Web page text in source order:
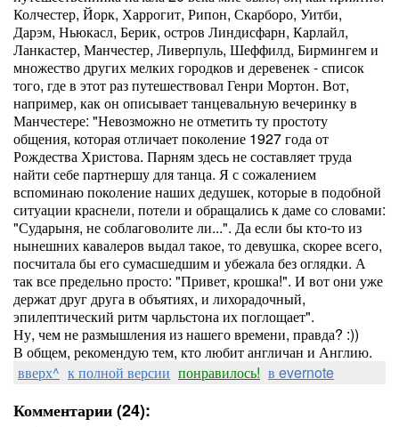
Колчестер, Йорк, Харрогит, Рипон, Скарборо, Уитби,
Дарэм, Ньюкасл, Берик, остров Линдисфарн, Карлайл,
Ланкастер, Манчестер, Ливерпуль, Шеффилд, Бирмингем и
множество других мелких городков и деревенек - список
того, где в этот раз путешествовал Генри Мортон. Вот,
например, как он описывает танцевальную вечеринку в
Манчестере: "Невозможно не отметить ту простоту
общения, которая отличает поколение 1927 года от
Рождества Христова. Парням здесь не составляет труда
найти себе партнершу для танца. Я с сожалением
вспоминаю поколение наших дедушек, которые в подобной
ситуации краснели, потели и обращались к даме со словами:
"Сударыня, не соблаговолите ли...". Да если бы кто-то из
нынешних кавалеров выдал такое, то девушка, скорее всего,
посчитала бы его сумасшедшим и убежала без оглядки. А
так все предельно просто: "Привет, крошка!". И вот они уже
держат друг друга в объятиях, и лихорадочный,
эпилептический ритм чарльстона их поглощает".
Ну, чем не размышления из нашего времени, правда? :))
В общем, рекомендую тем, кто любит англичан и Англию.
вверх^ к полной версии понравилось! в evernote
Комментарии (24):